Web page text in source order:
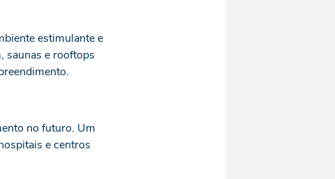
estimulante e
saunas e rooftops
no futuro. Um
e centros